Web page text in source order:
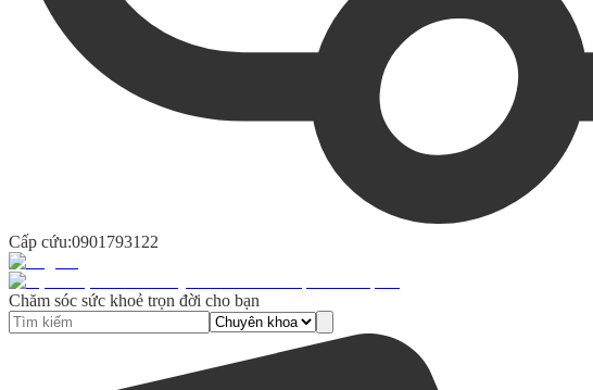
Cấp cứu:0901793122
Chăm sóc sức khoẻ trọn đời cho bạn